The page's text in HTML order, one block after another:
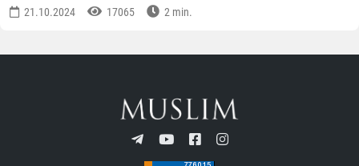
21.10.2024 17065 2 min.